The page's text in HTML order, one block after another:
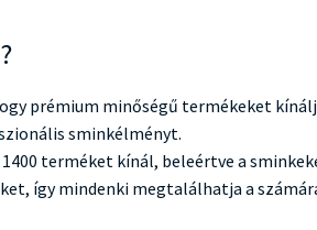
prémium minőségű termékeket
sminkélményt.
terméket kínál, beleértve a
így mindenki megtalálhatja a